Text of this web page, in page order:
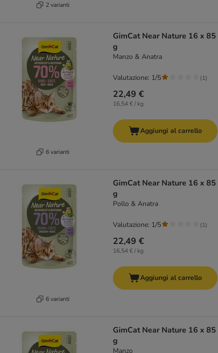
2 varianti
6 varianti
GimCat Near Nature 16 x 85
g
Manzo & Anatra
22,49 €
16,54 € / kg
Valutazione: 1/5 (1)
Aggiungi al carrello
6 varianti
GimCat Near Nature 16 x 85
g
Pollo & Anatra
22,49 €
16,54 € / kg
Valutazione: 1/5 (1)
Aggiungi al carrello
GimCat Near Nature 16 x 85
g
Manzo